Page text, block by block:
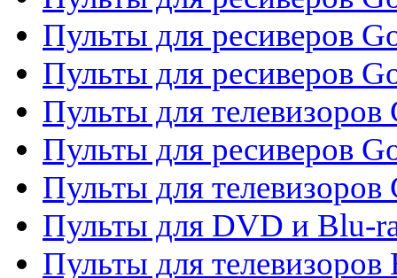
Пульты для ресиверов
Пульты для ресиверов
Пульты для телевизоров
Пульты для ресиверов
Пульты для телевизоров
Пульты для DVD и Blu-
Пульты для телевизоров